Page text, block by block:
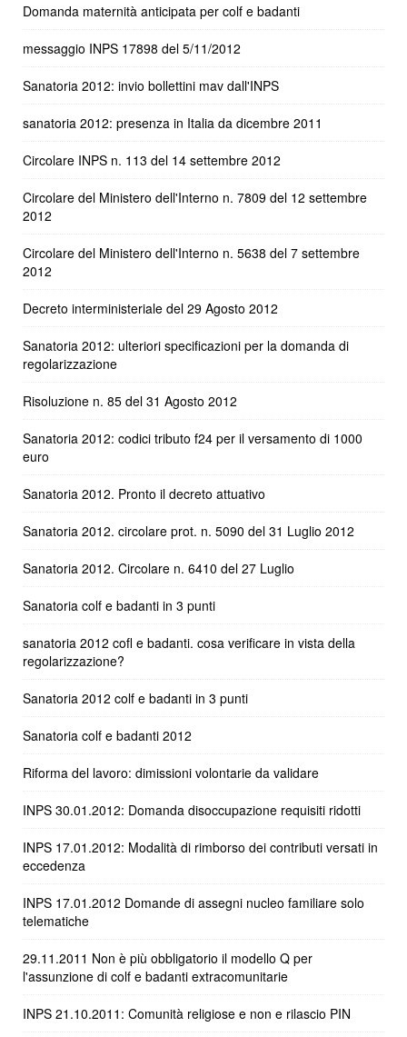
Domanda maternità anticipata per colf e badanti
messaggio INPS 17898 del 5/11/2012
Sanatoria 2012: invio bollettini mav dall'INPS
sanatoria 2012: presenza in Italia da dicembre 2011
Circolare INPS n. 113 del 14 settembre 2012
Circolare del Ministero dell'Interno n. 7809 del 12 settembre
2012
Circolare del Ministero dell'Interno n. 5638 del 7 settembre
2012
Decreto interministeriale del 29 Agosto 2012
Sanatoria 2012: ulteriori specificazioni per la domanda di
regolarizzazione
Risoluzione n. 85 del 31 Agosto 2012
Sanatoria 2012: codici tributo f24 per il versamento di 1000
euro
Sanatoria 2012. Pronto il decreto attuativo
Sanatoria 2012. circolare prot. n. 5090 del 31 Luglio 2012
Sanatoria 2012. Circolare n. 6410 del 27 Luglio
Sanatoria colf e badanti in 3 punti
sanatoria 2012 cofl e badanti. cosa verificare in vista della
regolarizzazione?
Sanatoria 2012 colf e badanti in 3 punti
Sanatoria colf e badanti 2012
Riforma del lavoro: dimissioni volontarie da validare
INPS 30.01.2012: Domanda disoccupazione requisiti ridotti
INPS 17.01.2012: Modalità di rimborso dei contributi versati in
eccedenza
INPS 17.01.2012 Domande di assegni nucleo familiare solo
telematiche
29.11.2011 Non è più obbligatorio il modello Q per
l'assunzione di colf e badanti extracomunitarie
INPS 21.10.2011: Comunità religiose e non e rilascio PIN